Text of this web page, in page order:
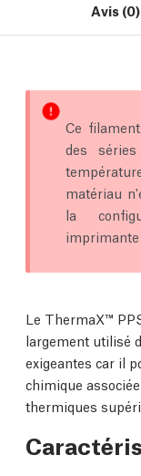
Avis (0)
Ce
des
matériau
la
Le ThermaX™
largement utilisé
exigeantes car il
chimique
thermiques